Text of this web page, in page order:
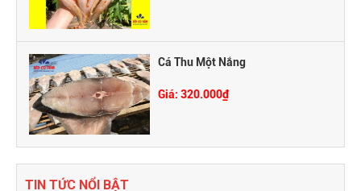
Cá Thu Một Nắng
Giá: 320.000₫
TIN TỨC NỔI BẬT